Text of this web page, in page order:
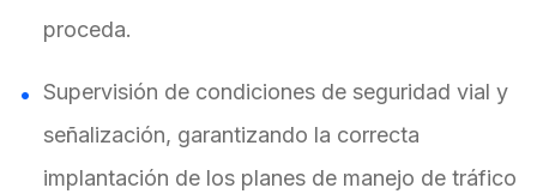
proceda.
Supervisión de condiciones de seguridad vial y
señalización, garantizando la correcta
implantación de los planes de manejo de tráfico